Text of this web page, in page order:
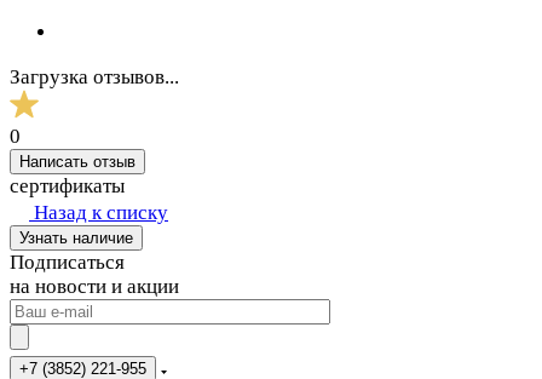
Загрузка отзывов...
0
Написать отзыв
сертификаты
Назад к списку
Узнать наличие
Подписаться
на новости и акции
+7 (3852) 221-955